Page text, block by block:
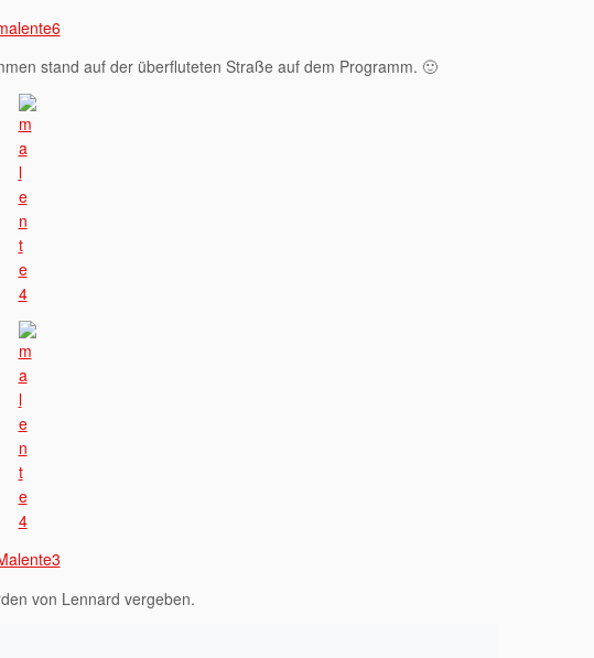
stand auf der überfluteten Straße auf dem Programm. 🙂
von Lennard vergeben.